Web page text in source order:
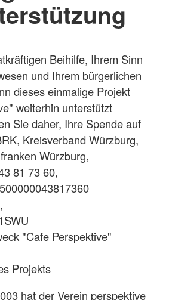
Beihilfe, Ihrem Sinn
und Ihrem bürgerlichen
dieses einmalige Projekt
weiterhin unterstützt
Sie daher, Ihre Spende auf
Kreisverband Würzburg,
Würzburg,
81 73 60,
"Cafe Perspektive"
Projekts
hat der Verein perspektive